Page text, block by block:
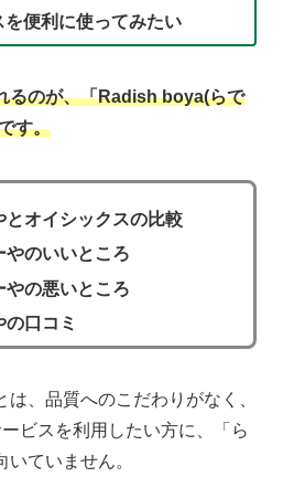
便利に使ってみたい
るのが、「Radish boya(らで
す。
とオイシックスの比較
やのいいところ
やの悪いところ
の口コミ
、品質へのこだわりがなく、
ビスを利用したい方に、「ら
ていません。